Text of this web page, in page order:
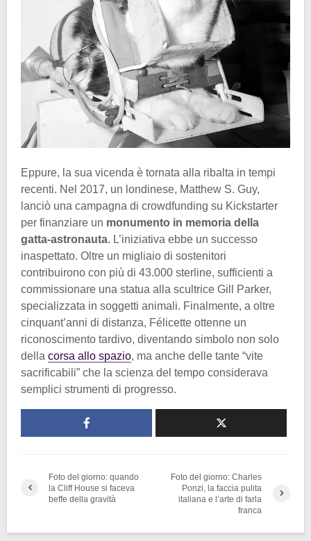
Eppure, la sua vicenda è tornata alla ribalta in tempi
recenti. Nel 2017, un londinese, Matthew S. Guy,
lanciò una campagna di crowdfunding su Kickstarter
per finanziare un monumento in memoria della
gatta-astronauta. L’iniziativa ebbe un successo
inaspettato. Oltre un migliaio di sostenitori
contribuirono con più di 43.000 sterline, sufficienti a
commissionare una statua alla scultrice Gill Parker,
specializzata in soggetti animali. Finalmente, a oltre
cinquant’anni di distanza, Félicette ottenne un
riconoscimento tardivo, diventando simbolo non solo
della corsa allo spazio, ma anche delle tante “vite
sacrificabili” che la scienza del tempo considerava
semplici strumenti di progresso.
Foto del giorno: quando
la Cliff House si faceva
beffe della gravità
Foto del giorno: Charles
Ponzi, la faccia pulita
italiana e l’arte di farla
franca